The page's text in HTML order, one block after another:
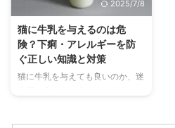
す。 愛猫の健康を守るために、
ぜひ参考にしてください。 この
記事の結論 さつまいもは、加
熱・無味付け・少量であれば猫に
も安全な食べ物と言える 食物繊
維やビタミンを含んでいるため、
2025/7/8
猫に牛乳を与えるのは危
険？下痢・アレルギーを防
ぐ正しい知識と対策
猫に牛乳を与えても良いのか、迷